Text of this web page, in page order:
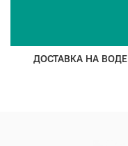
ДОСТАВКА НА ВОДЕ